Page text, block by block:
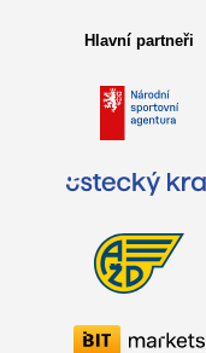
Hlavní partneři